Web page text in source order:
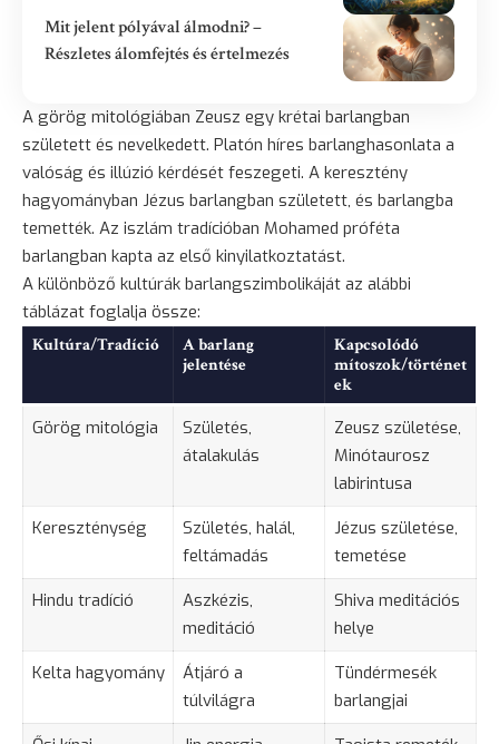
Mit jelent pólyával álmodni? –
Részletes álomfejtés és értelmezés
A görög mitológiában Zeusz egy krétai barlangban
született és nevelkedett. Platón híres barlanghasonlata a
valóság és illúzió kérdését feszegeti. A keresztény
hagyományban Jézus barlangban született, és barlangba
temették. Az iszlám tradícióban Mohamed próféta
barlangban kapta az első kinyilatkoztatást.
A különböző kultúrák barlangszimbolikáját az alábbi
táblázat foglalja össze:
Kultúra/Tradíció
A barlang
jelentése
Kapcsolódó
mítoszok/történet
ek
Görög mitológia
Születés,
átalakulás
Zeusz születése,
Minótaurosz
labirintusa
Kereszténység
Születés, halál,
feltámadás
Jézus születése,
temetése
Hindu tradíció
Aszkézis,
meditáció
Shiva meditációs
helye
Kelta hagyomány
Átjáró a
túlvilágra
Tündérmesék
barlangjai